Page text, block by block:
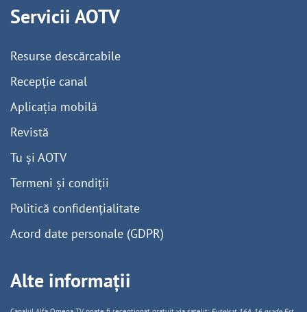
Servicii AOTV
Resurse descărcabile
Recepție canal
Aplicația mobilă
Revistă
Tu și AOTV
Termeni și condiții
Politică confidențialitate
Acord date personale (GDPR)
Alte informații